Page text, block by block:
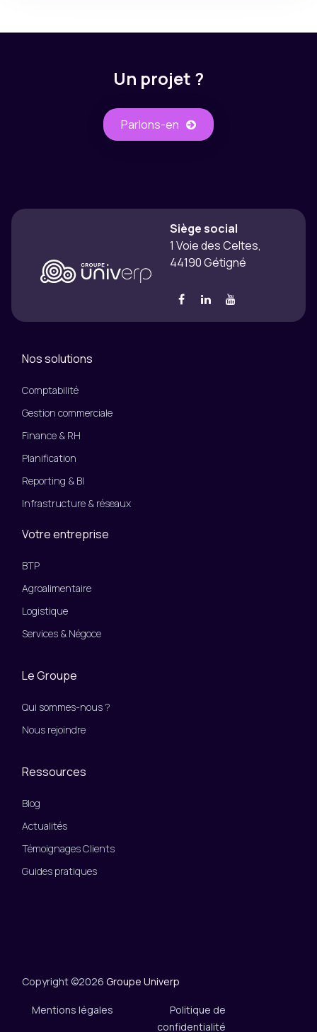
Un projet ?
Parlons-​​en
Siège social
1 Voie des Celtes,
44190 Gétigné
Nos solutions
Comptabilité
Gestion commerciale
Finance & RH
Planification
Reporting & BI
Infrastructure & réseaux
Votre entreprise
BTP
Agroalimentaire
Logistique
Services & Négoce
Le Groupe
Qui sommes-nous ?
Nous rejoindre
Ressources
Blog
Actualités
Témoignages Clients
Guides pratiques
Copyright ©2026 Groupe Univerp
Mentions légales
Politique de
confidentialité